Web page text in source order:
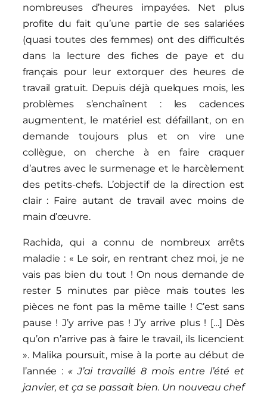
nombreuses d’heures impayées. Net plus
profite du fait qu’une partie de ses salariées
(quasi toutes des femmes) ont des difficultés
dans la lecture des fiches de paye et du
français pour leur extorquer des heures de
travail gratuit. Depuis déjà quelques mois, les
problèmes s’enchaînent : les cadences
augmentent, le matériel est défaillant, on en
demande toujours plus et on vire une
collègue, on cherche à en faire craquer
d’autres avec le surmenage et le harcèlement
des petits-chefs. L’objectif de la direction est
clair : Faire autant de travail avec moins de
main d’œuvre.
Rachida, qui a connu de nombreux arrêts
maladie : « Le soir, en rentrant chez moi, je ne
vais pas bien du tout ! On nous demande de
rester 5 minutes par pièce mais toutes les
pièces ne font pas la même taille ! C’est sans
pause ! J’y arrive pas ! J’y arrive plus ! […] Dès
qu’on n’arrive pas à faire le travail, ils licencient
». Malika poursuit, mise à la porte au début de
l’année : « J’ai travaillé 8 mois entre l’été et
janvier, et ça se passait bien. Un nouveau chef